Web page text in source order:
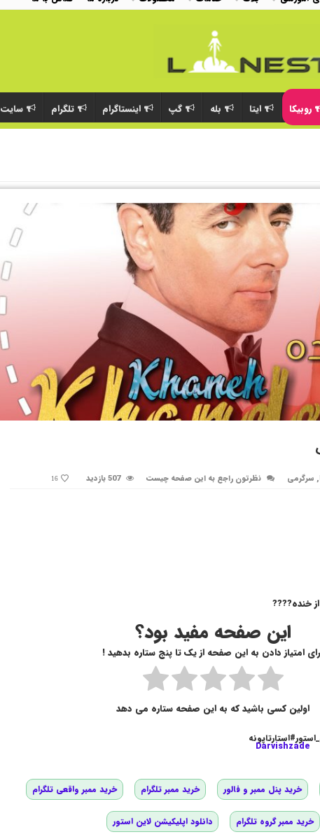
روبیکا ایتا بله گپ اینستاگرام تلگرام سایت
, سرگرمی نظرتون راجع به این صفحه چیست 507 بازدید 16
خنده????
این صفحه مفید بود؟
امتیاز دادن به این صفحه از یک تا پنج ستاره بدهید !
اولین کسی باشید که به این صفحه ستاره می دهد
Darvishzade
خرید پنل ممبر و فالور خرید ممبر تلگرام خرید ممبر واقعی تلگرام
خرید ممبر گروه تلگرام دانلود اپلیکیشن لاین استور